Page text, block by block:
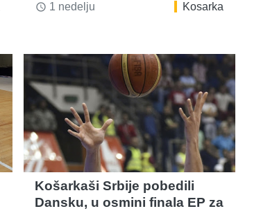
access_time 1 nedelju Kosarka
Košarkaši Srbije pobedili
Dansku, u osmini finala EP za